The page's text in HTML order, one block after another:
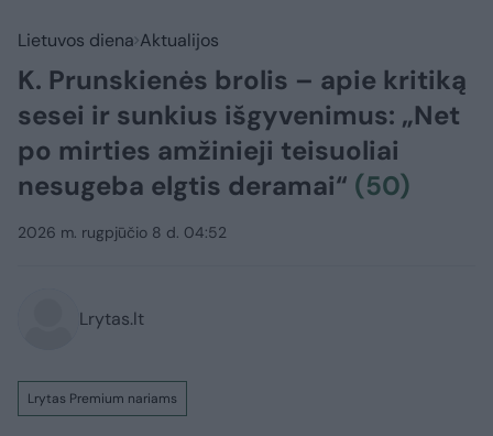
Lietuvos diena Aktualijos
K. Prunskienės brolis – apie kritiką
sesei ir sunkius išgyvenimus: „Net
po mirties amžinieji teisuoliai
nesugeba elgtis deramai“ (50)
2026 m. rugpjūčio 8 d. 04:52
Lrytas.lt
Lrytas Premium nariams